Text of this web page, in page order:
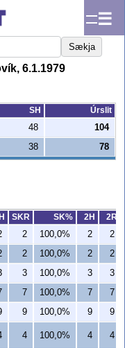
☰
Sækja
6.1.1979
SH
Úrslit
48
104
38 78
SKR SK% 2H
2R
2 100,0% 2
2
2 100,0% 2
2
3 100,0% 3
3
7 100,0% 7
7
9 100,0% 9 9
4 100,0% 4 4